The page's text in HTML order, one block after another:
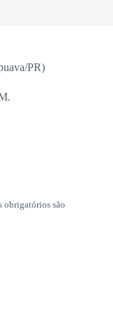
PR)
obrigatórios são